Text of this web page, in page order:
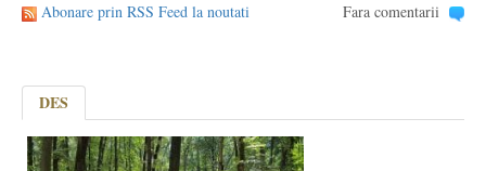
Abonare prin RSS Feed la noutati Fara comentarii
DES